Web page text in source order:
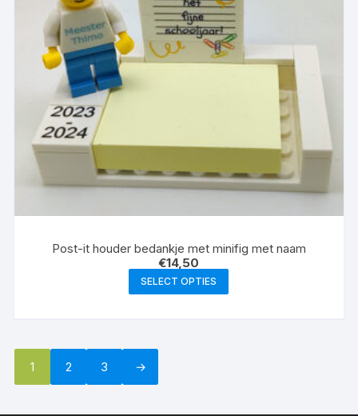
Post-it houder bedankje met minifig met naam
€14,50
SELECT OPTIES
1 2 3 →